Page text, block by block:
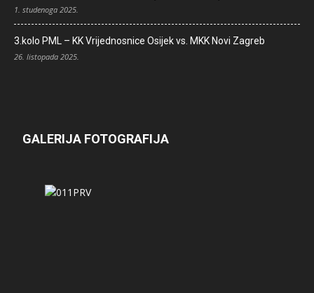
1. studenoga 2025.
3.kolo PML – KK Vrijednosnice Osijek vs. MKK Novi Zagreb
26. listopada 2025.
GALERIJA FOTOGRAFIJA